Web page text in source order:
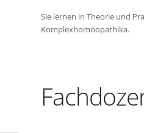
Sie lernen in Theorie und
Komplexhomöopathika.